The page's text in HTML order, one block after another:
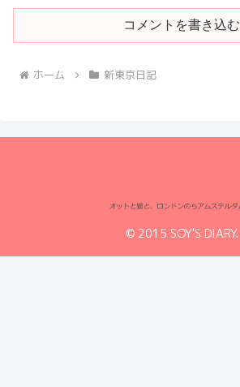
コメントを書き込む
ホーム 新東京日記
© 2015 SOY'S DIARY.